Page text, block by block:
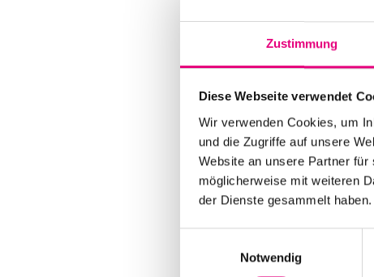
Zustimmung
Diese Webseite verwendet
Wir verwenden Cookies, um
und die Zugriffe auf unsere
Website an unsere Partner
möglicherweise mit weiteren
der Dienste gesammelt haben.
Notwendig